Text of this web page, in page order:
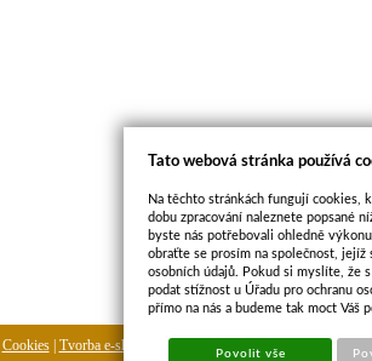
Cookies| Tvorba e-shopu pronájem e-shopu Sun-shop
Tato webová stránka používá
Na těchto stránkách fungují cookies,
dobu zpracování naleznete popsané
byste nás potřebovali ohledně
obraťte se prosím na společnost, jejíž
osobních údajů. Pokud si myslíte, že
podat stížnost u Úřadu pro ochranu
přímo na nás a budeme tak moct Váš
Povolit vše